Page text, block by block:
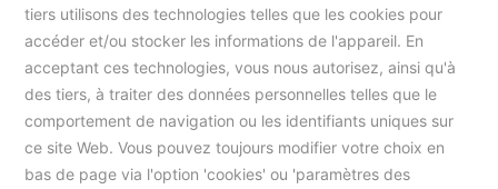
tiers utilisons des technologies telles que les cookies pour
accéder et/ou stocker les informations de l'appareil. En
acceptant ces technologies, vous nous autorisez, ainsi qu'à
des tiers, à traiter des données personnelles telles que le
comportement de navigation ou les identifiants uniques sur
ce site Web. Vous pouvez toujours modifier votre choix en
bas de page via l'option 'cookies' ou 'paramètres des
Accueil
Accueil